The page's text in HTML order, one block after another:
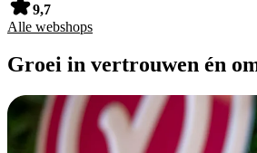
9,7
Alle webshops
Groei in vertrouwen én